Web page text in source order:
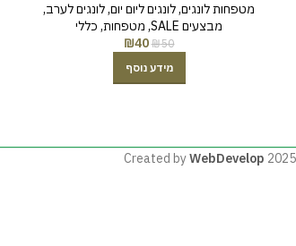
מטפחות לונגים,לונגים ליום יום,לונגים לערב,
מבצעים SALE
, מטפחות, כללי
₪50
₪40
מידע נוסף
Created byWebDevelop 2025